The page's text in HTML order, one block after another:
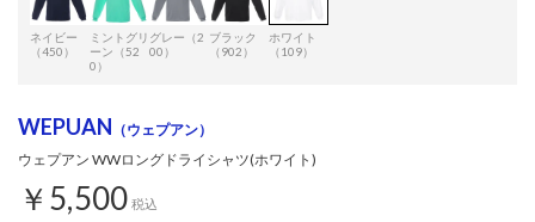
ネイビー
（450）
ミントグリ
ーン（52
0）
グレー（2
00）
ブラック
（902）
ホワイト
（109）
WEPUAN （ウェプアン）
ウェプアン WWロングドライシャツ(ホワイト)
￥5,500 税込